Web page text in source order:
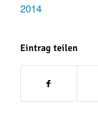
2014
Eintrag teilen